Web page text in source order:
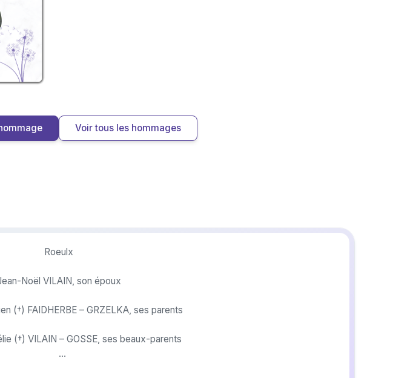
Voir tous les hommages
Roeulx
Noël VILAIN, son époux
FAIDHERBE – GRZELKA, ses parents
– GOSSE, ses beaux-parents